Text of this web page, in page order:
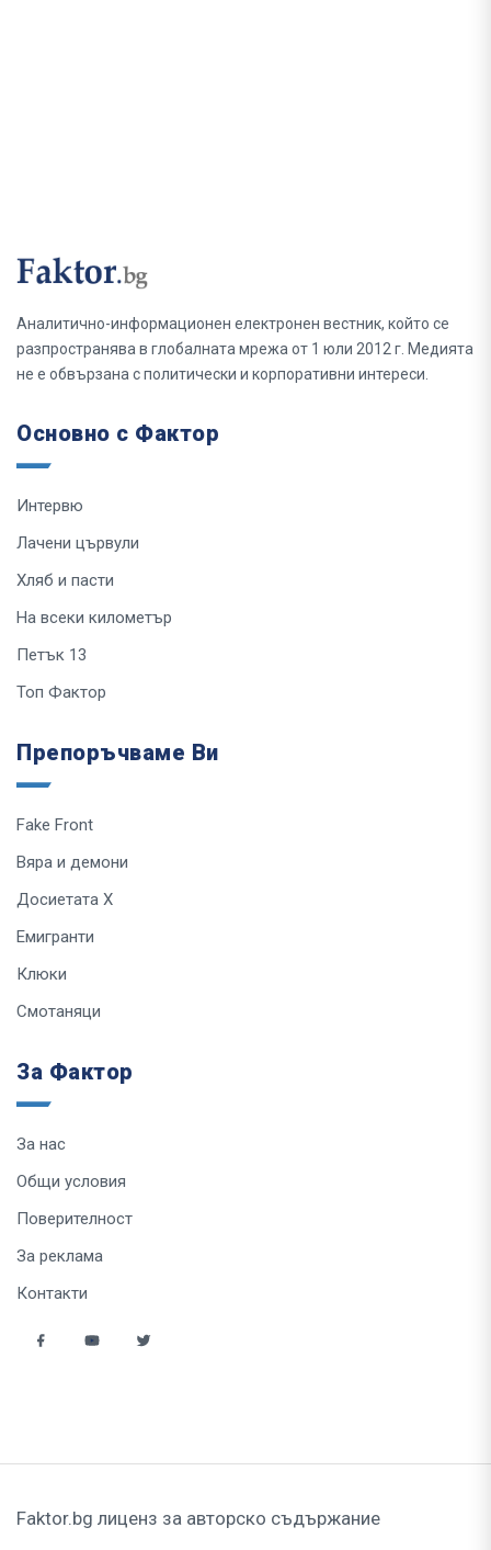
Аналитично-информационен електронен вестник, който се
разпространява в глобалната мрежа от 1 юли 2012 г. Медията
не е обвързана с политически и корпоративни интереси.
Основно с Фактор
Интервю
Лачени цървули
Хляб и пасти
На всеки километър
Петък 13
Топ Фактор
Препоръчваме Ви
Fake Front
Вяра и демони
Досиетата Х
Емигранти
Клюки
Смотаняци
За Фактор
За нас
Общи условия
Поверителност
За реклама
Контакти
Faktor.bg лиценз за авторско съдържание